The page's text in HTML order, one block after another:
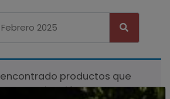
encontrado productos que
tu selección.